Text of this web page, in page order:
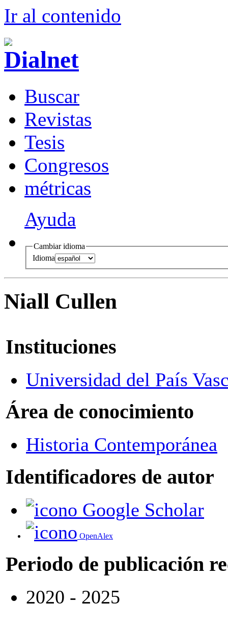
Ir al contenido
Buscar
Revistas
Tesis
Congresos
métricas
Ayuda
Cambiar idioma
Idioma
Niall Cullen
Instituciones
Universidad del País
Área de conocimiento
Historia Contemporánea
Identificadores de autor
Google Scholar
OpenAlex
Periodo de publicación
2020 - 2025